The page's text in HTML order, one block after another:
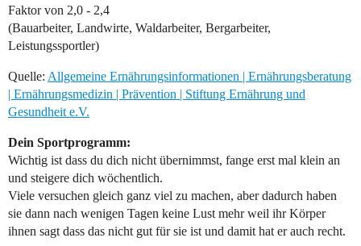
Faktor von 2,0 - 2,4
(Bauarbeiter, Landwirte, Waldarbeiter, Bergarbeiter,
Leistungssportler)
Quelle: Allgemeine Ernährungsinformationen | Ernährungsberatung
| Ernährungsmedizin | Prävention | Stiftung Ernährung und
Gesundheit e.V.
Dein Sportprogramm:
Wichtig ist dass du dich nicht übernimmst, fange erst mal klein an
und steigere dich wöchentlich.
Viele versuchen gleich ganz viel zu machen, aber dadurch haben
sie dann nach wenigen Tagen keine Lust mehr weil ihr Körper
ihnen sagt dass das nicht gut für sie ist und damit hat er auch recht.